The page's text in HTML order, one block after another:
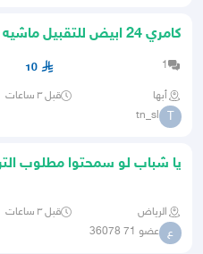
قصدها 1800 واصل 22 قصد
1
10
أبها قبل ٣ ساعات
T
tn_sl
الرياض قبل ٣ ساعات
ع عضو 71 36078